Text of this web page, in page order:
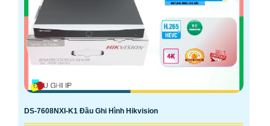
DS-7608NXI-K1 Đầu Ghi Hình Hikvision